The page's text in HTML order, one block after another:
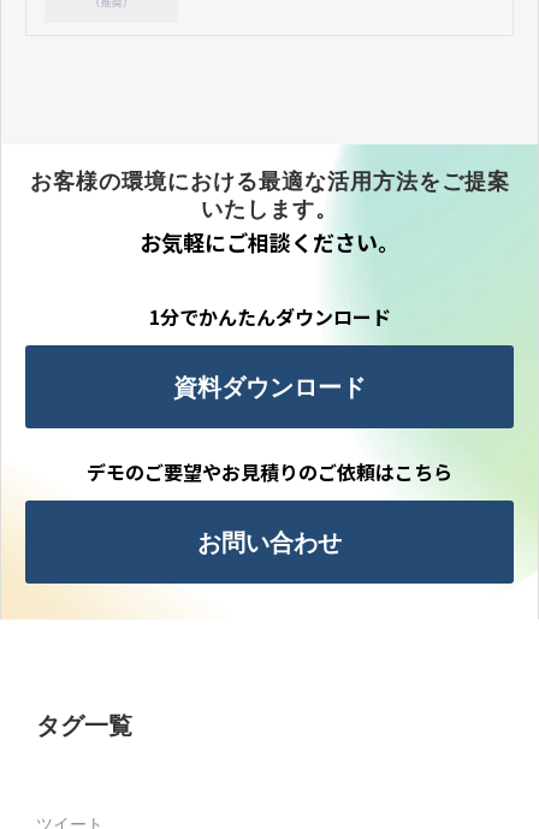
お客様の環境における最適な活用方法をご提案
いたします。
お気軽にご相談ください。
資料ダウンロード
1分でかんたんダウンロード
お問い合わせ
デモのご要望やお見積りのご依頼はこちら
タグ一覧
ツイート